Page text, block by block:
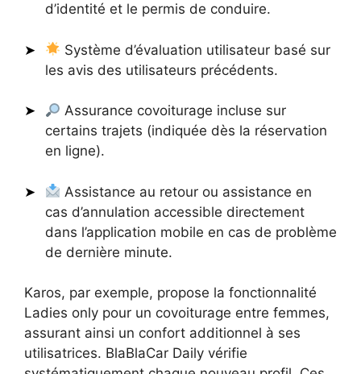
d’identité et le permis de conduire.
Système d’évaluation utilisateur basé sur
les avis des utilisateurs précédents.
Assurance covoiturage incluse sur
certains trajets (indiquée dès la réservation
en ligne).
Assistance au retour ou assistance en
cas d’annulation accessible directement
dans l’application mobile en cas de problème
de dernière minute.
Karos, par exemple, propose la fonctionnalité
Ladies only pour un covoiturage entre femmes,
assurant ainsi un confort additionnel à ses
utilisatrices. BlaBlaCar Daily vérifie